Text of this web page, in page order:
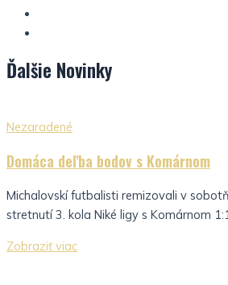
Ďalšie Novinky
Nezaradené
Domáca deľba bodov s Komárnom
Michalovskí futbalisti remizovali v
stretnutí 3. kola Niké ligy s Komárnom
Zobraziť viac